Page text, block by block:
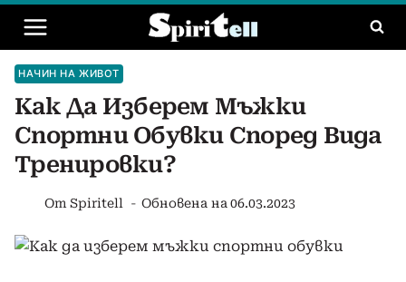
Към
съдържанието
НАЧИН НА ЖИВОТ
Как Да Изберем Мъжки
Спортни Обувки Според Вида
Тренировки?
От Spiritell Обновена на 06.03.2023